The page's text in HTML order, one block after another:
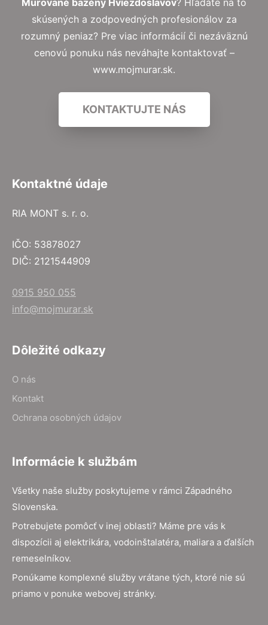
skúsených a zodpovedných profesionálov za
rozumný peniaz? Pre viac informácií či nezáväznú
cenovú ponuku nás neváhajte kontaktovať –
www.mojmurar.sk.
KONTAKTUJTE NÁS
Kontaktné údaje
RIA MONT s. r. o.
IČO: 53878027
DIČ: 2121544909
0915 950 055
info@mojmurar.sk
Dôležité odkazy
O nás
Kontakt
Ochrana osobných údajov
Informácie k službám
Všetky naše služby poskytujeme v rámci Západného
Slovenska.
Potrebujete pomôcť v inej oblasti? Máme pre vás k
dispozícii aj elektrikára, vodoinštalatéra, maliara a ďalších
remeselníkov.
Ponúkame komplexné služby vrátane tých, ktoré nie sú
priamo v ponuke webovej stránky.